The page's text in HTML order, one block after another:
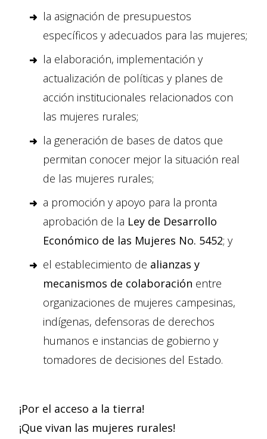
la asignación de presupuestos
específicos y adecuados para las mujeres;
la elaboración, implementación y
actualización de políticas y planes de
acción institucionales relacionados con
las mujeres rurales;
la generación de bases de datos que
permitan conocer mejor la situación real
de las mujeres rurales;
a promoción y apoyo para la pronta
aprobación de la Ley de Desarrollo
Económico de las Mujeres No. 5452; y
el establecimiento de alianzas y
mecanismos de colaboración entre
organizaciones de mujeres campesinas,
indígenas, defensoras de derechos
humanos e instancias de gobierno y
tomadores de decisiones del Estado.
¡Por el acceso a la tierra!
¡Que vivan las mujeres rurales!